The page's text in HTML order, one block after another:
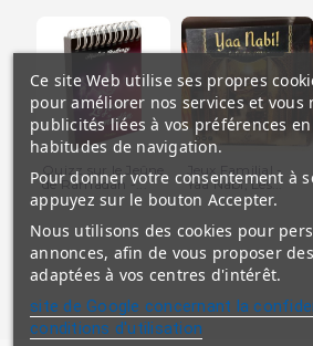
Quizz sur le Jeûne
de Ramadan -...
Jeux Familial -
Yaa Nabi, Les...
Ce site Web utilise ses propres
pour améliorer nos services et vous
publicités liées à vos préférences
habitudes de navigation.
Pour donner votre consentement à
appuyez sur le bouton Accepter.
Nous utilisons des cookies pour
annonces, afin de vous proposer
adaptées à vos centres d'intérêt.
site de Google concernant la
conditions d'utilisation